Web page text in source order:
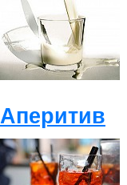
Аперитив